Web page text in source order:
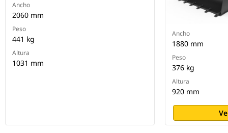
Ancho
2060 mm
Peso
441 kg
Altura
1031 mm
Ancho
1880 mm
Peso
376 kg
Altura
920 mm